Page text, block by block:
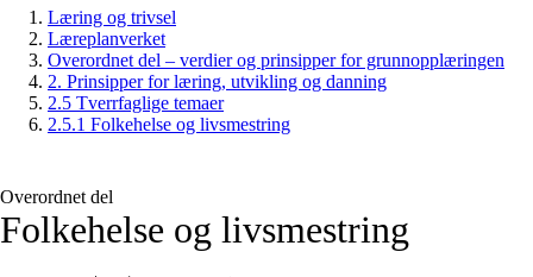
Læring og trivsel
Læreplanverket
Overordnet del – verdier og prinsipper for grunnopplæringen
2. Prinsipper for læring, utvikling og danning
2.5 Tverrfaglige temaer
2.5.1 Folkehelse og livsmestring
Overordnet del
Folkehelse og livsmestring